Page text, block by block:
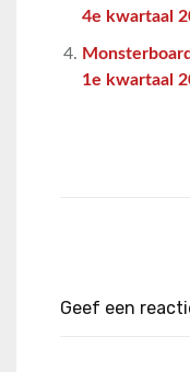
4e kwartaal
1e kwartaal
Geef een